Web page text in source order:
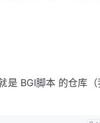
BGI脚本 的仓库